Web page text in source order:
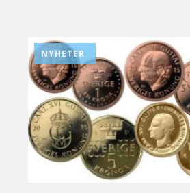
NYHETER